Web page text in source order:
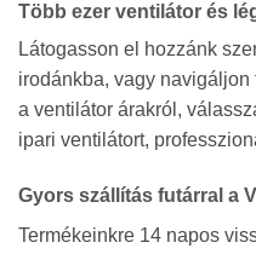
Több ezer ventilátor és
Látogasson el hozzánk
irodánkba, vagy
a ventilátor árakról,
ipari ventilátort,
Gyors szállítás futárral a
Termékeinkre 14 napos